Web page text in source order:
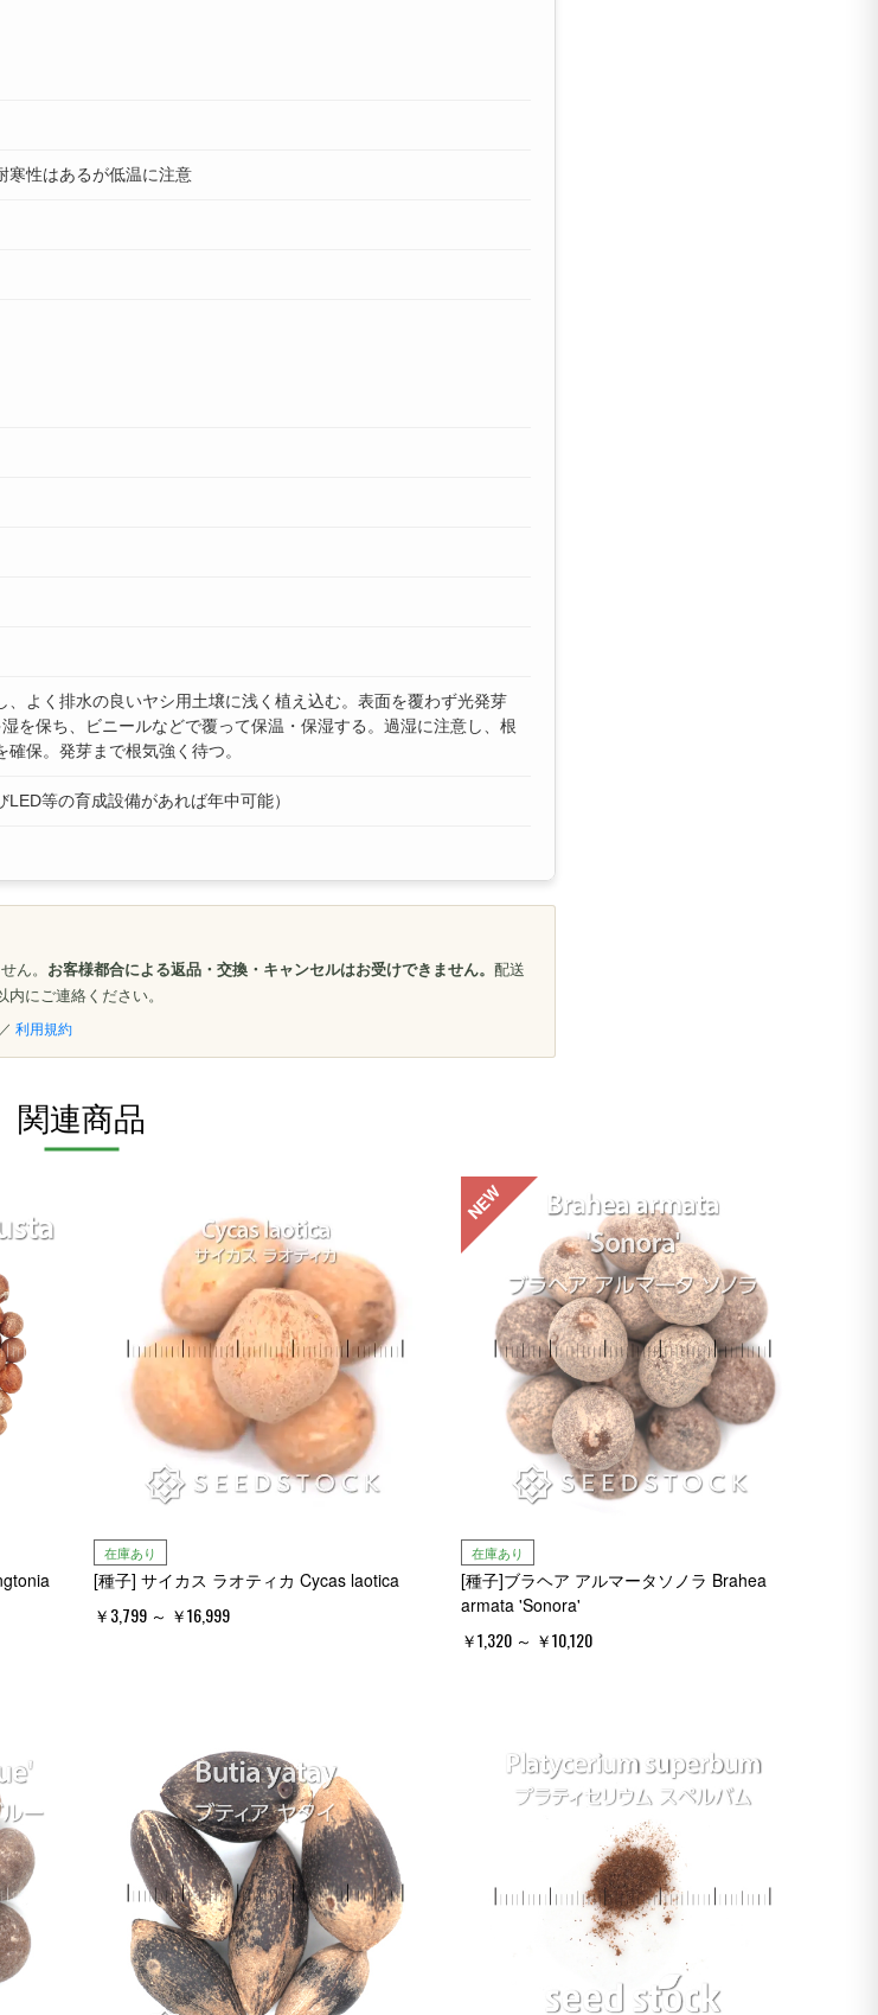
寒性はあるが低温に注意
、よく排水の良いヤシ用土壌に浅く植え込む。表面を覆わず光発芽
を保ち、ビニールなどで覆って保温・保湿する。過湿に注意し、根
保。発芽まで根気強く待つ。
等の育成設備があれば年中可能）
ん。 お客様都合による返品・交換・キャンセルはお受けできません。 配送
にご連絡ください。
／ 利用規約
関連商品
在庫あり
[種子] サイカス ラオティカ Cycas laotica
￥3,799 ～ ￥16,999
NEW
在庫あり
[種子]ブラヘア アルマータソノラ Brahea
armata 'Sonora'
￥1,320 ～ ￥10,120